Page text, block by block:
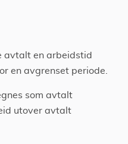
avtalt en arbeidstid
en avgrenset periode.
som avtalt
utover avtalt